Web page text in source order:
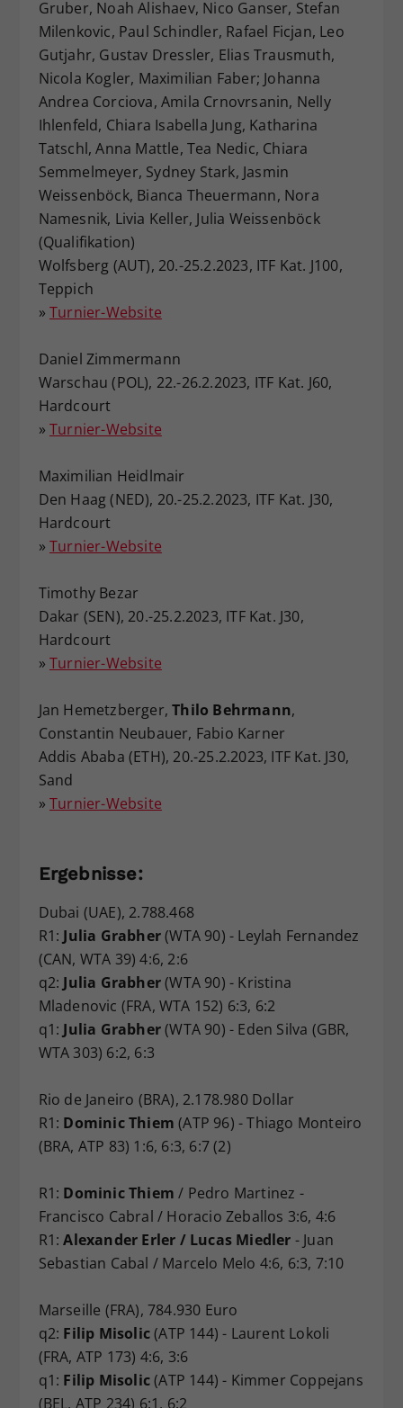
Gruber, Noah Alishaev, Nico Ganser, Stefan
Milenkovic, Paul Schindler, Rafael Ficjan, Leo
Gutjahr, Gustav Dressler, Elias Trausmuth,
Nicola Kogler, Maximilian Faber; Johanna
Andrea Corciova, Amila Crnovrsanin, Nelly
Ihlenfeld, Chiara Isabella Jung, Katharina
Tatschl, Anna Mattle, Tea Nedic, Chiara
Semmelmeyer, Sydney Stark, Jasmin
Weissenböck, Bianca Theuermann, Nora
Namesnik, Livia Keller, Julia Weissenböck
(Qualifikation)
Wolfsberg (AUT), 20.-25.2.2023, ITF Kat. J100,
Teppich
» Turnier-Website
Daniel Zimmermann
Warschau (POL), 22.-26.2.2023, ITF Kat. J60,
Hardcourt
» Turnier-Website
Maximilian Heidlmair
Den Haag (NED), 20.-25.2.2023, ITF Kat. J30,
Hardcourt
» Turnier-Website
Timothy Bezar
Dakar (SEN), 20.-25.2.2023, ITF Kat. J30,
Hardcourt
» Turnier-Website
Jan Hemetzberger,Thilo Behrmann,
Constantin Neubauer, Fabio Karner
Addis Ababa (ETH), 20.-25.2.2023, ITF Kat. J30,
Sand
» Turnier-Website
Ergebnisse:
Dubai (UAE), 2.788.468
R1: Julia Grabher(WTA 90) - Leylah Fernandez
(CAN, WTA 39) 4:6, 2:6
q2: Julia Grabher(WTA 90) - Kristina
Mladenovic (FRA, WTA 152) 6:3, 6:2
q1: Julia Grabher(WTA 90) - Eden Silva (GBR,
WTA 303) 6:2, 6:3
Rio de Janeiro (BRA), 2.178.980 Dollar
R1: Dominic Thiem (ATP 96) - Thiago Monteiro
(BRA, ATP 83) 1:6, 6:3, 6:7 (2)
R1: Dominic Thiem / Pedro Martinez -
Francisco Cabral / Horacio Zeballos 3:6, 4:6
R1:Alexander Erler / Lucas Miedler - Juan
Sebastian Cabal / Marcelo Melo 4:6, 6:3, 7:10
Marseille (FRA), 784.930 Euro
q2: Filip Misolic(ATP 144) - Laurent Lokoli
(FRA, ATP 173) 4:6, 3:6
q1: Filip Misolic(ATP 144) - Kimmer Coppejans
(BEL, ATP 234) 6:1, 6:2